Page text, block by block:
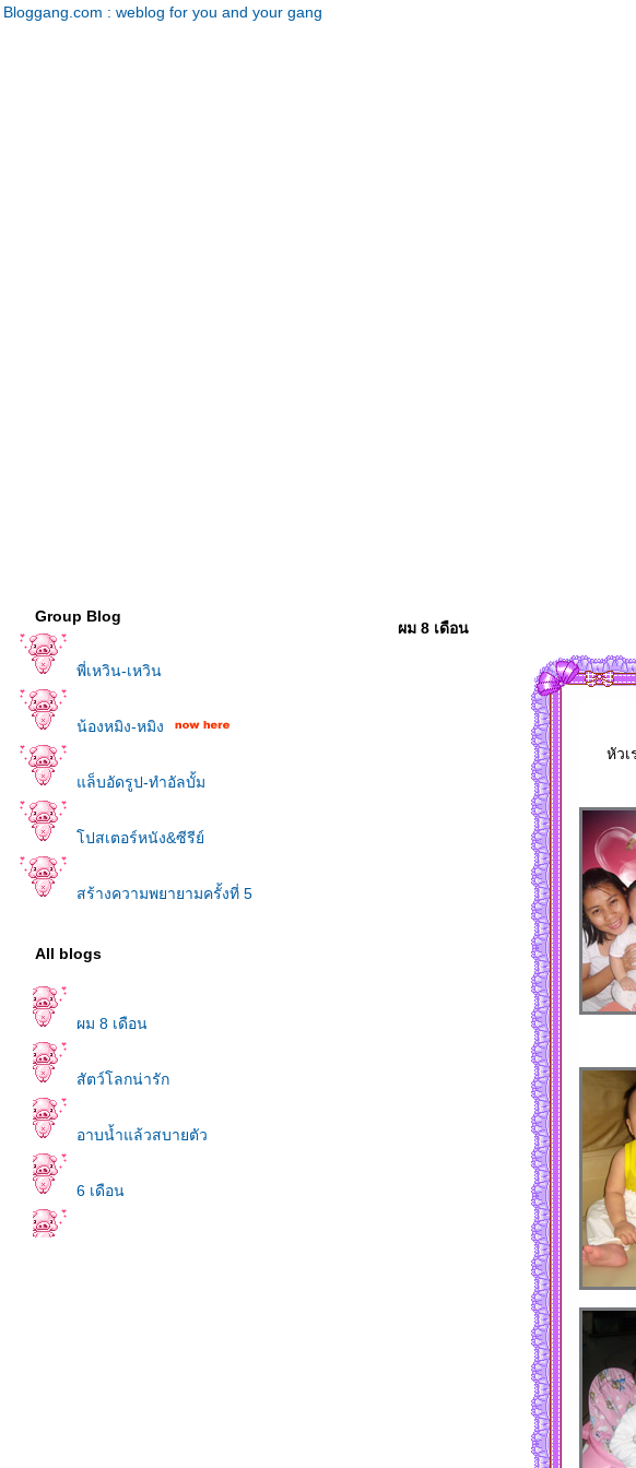
Bloggang.com : weblog for you and your gang
Group Blog
พี่เหวิน-เหวิน
น้องหมิง-หมิง
ล็บอัดรูป-ทำอัลบั้ม
ปสเตอร์หนัง&ซีรีย์
สร้างความพยายามครั้งที่ 5
All blogs
ผม 8 เดือน
สัตว์โลกน่ารัก
อาบน้ำแล้วสบายตัว
6 เดือน
ผม 8 เดือน
หัวเ